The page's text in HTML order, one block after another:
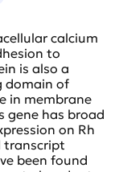
calcium
to
is also a
domain of
in membrane
gene has broad
on Rh
transcript
been found